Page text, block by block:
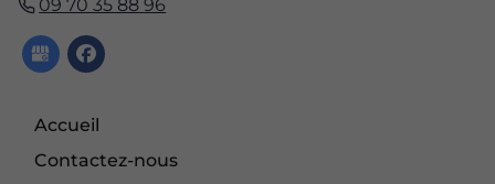
09 70 35 88 96
Accueil
Contactez-nous